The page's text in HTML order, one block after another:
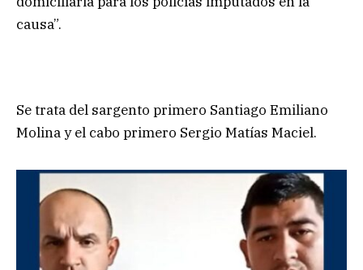
causa”.
Se trata del sargento primero Santiago Emiliano
Molina y el cabo primero Sergio Matías Maciel.